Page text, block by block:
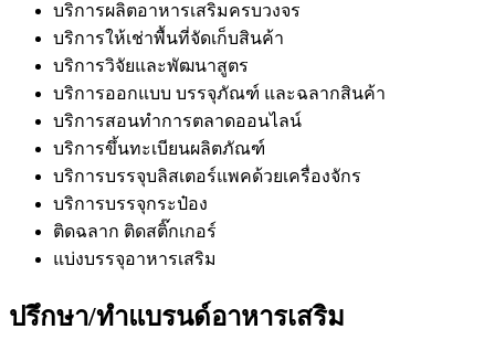
บริการผลิตอาหารเสริมครบวงจร
บริการให้เช่าพื้นที่จัดเก็บสินค้า
บริการวิจัยและพัฒนาสูตร
บริการออกแบบ บรรจุภัณฑ์ และฉลากสินค้า
บริการสอนทำการตลาดออนไลน์
บริการขึ้นทะเบียนผลิตภัณฑ์
บริการบรรจุบลิสเตอร์แพคด้วยเครื่องจักร
บริการบรรจุกระป๋อง
ติดฉลาก ติดสติ๊กเกอร์
แบ่งบรรจุอาหารเสริม
ปรึกษา/ทำแบรนด์อาหารเสริม